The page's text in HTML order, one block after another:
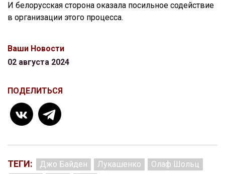
И белорусская сторона оказала посильное содействие
в организации этого процесса.
Ваши Новости
02 августа 2024
ПОДЕЛИТЬСЯ
ТЕГИ: Джо Байден Лукашенко
Олаф Шольц